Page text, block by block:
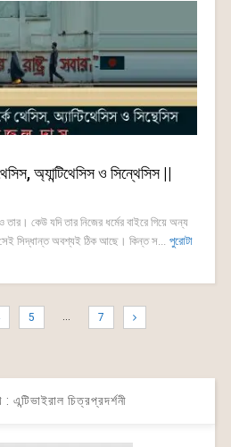
অ্যান্টিথেসিস ও সিন্থেসিস ||
কেউ যদি তার নিজের ধর্মের বাইরে গিয়ে অন্য
সেই সিদ্ধান্ত অবশ্যই ঠিক আছে। কিন্ত স... পুরোটা
5 … 7
: এন্টিভাইরাল চিত্রপ্রদর্শনী